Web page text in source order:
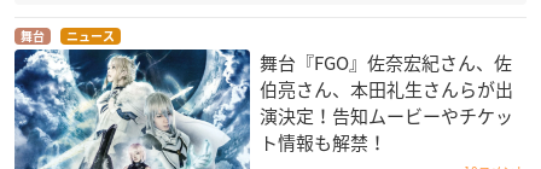
舞台 ニュース
舞台『FGO』佐奈宏紀さん、佐
伯亮さん、本田礼生さんらが出
演決定！告知ムービーやチケッ
ト情報も解禁！